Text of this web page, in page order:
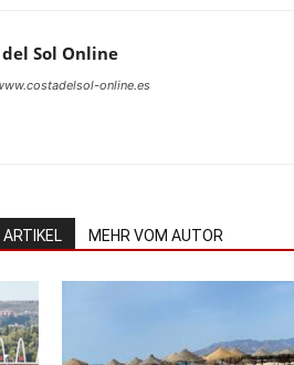
Sol Online
online.es
ARTIKEL MEHR VOM AUTOR